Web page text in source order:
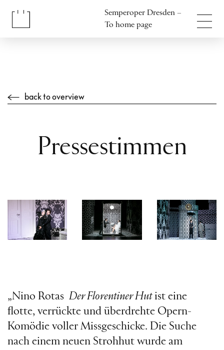
Semperoper Dresden –
To home page
back to overview
Pressestimmen
„Nino Rotas Der Florentiner Hutist eine
flotte, verrückte und überdrehte Opern-
Komödie voller Missgeschicke. Die Suche
nach einem neuen Strohhut wurde am